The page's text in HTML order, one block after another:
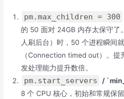
pm.max_children = 300
的 50 面对 24GB 内存太保守了
人刷后台）时，50 个进程瞬间
（Connection timed out）。
发处理能力提升数倍。
pm.start_servers /
8 个 CPU 核心，初始和常规保